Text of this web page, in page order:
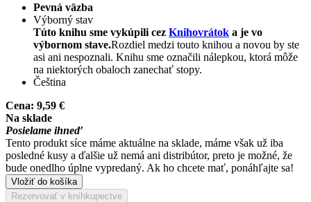
Pevná väzba
Výborný stav
Túto knihu sme vykúpili cez Knihovrátok a je vo
výbornom stave.Rozdiel medzi touto knihou a novou by ste
asi ani nespoznali. Knihu sme označili nálepkou, ktorá môže
na niektorých obaloch zanechať stopy.
Čeština
Cena: 9,59 €
Na sklade
Posielame ihneď
Tento produkt síce máme aktuálne na sklade, máme však už iba
posledné kusy a ďalšie už nemá ani distribútor, preto je možné, že
bude onedlho úplne vypredaný. Ak ho chcete mať, ponáhľajte sa!
Vložiť do košíka
Rezervovať v kníhkupectve